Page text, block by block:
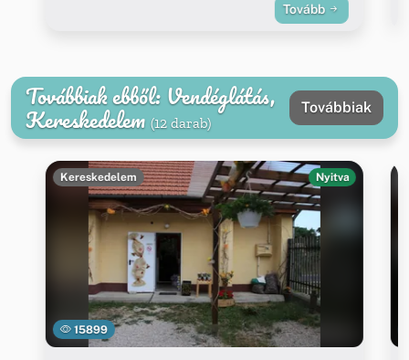
Tovább
Továbbiak ebből: Vendéglátás,
Kereskedelem (12 darab)
Továbbiak
15899
Kereskedelem Nyitva